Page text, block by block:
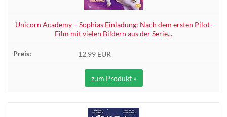
Unicorn Academy – Sophias Einladung: Nach dem ersten Pilot-
Film mit vielen Bildern aus der Serie...
12,99 EUR
zum Produkt »